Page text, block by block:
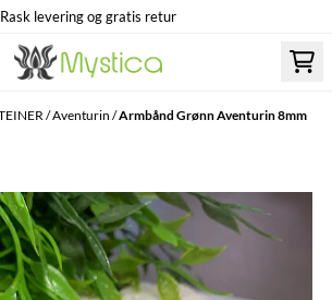
Rask levering og gratis retur
/Aventurin /Armbånd Grønn Aventurin 8mm